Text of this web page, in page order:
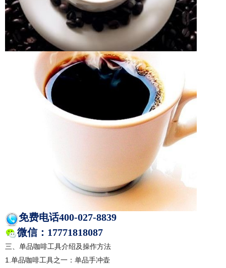
免费电话400-027-8839
微信：17771818087
三、单品咖啡工具介绍及操作方法
1. 单品咖啡工具之一：单品手冲壶